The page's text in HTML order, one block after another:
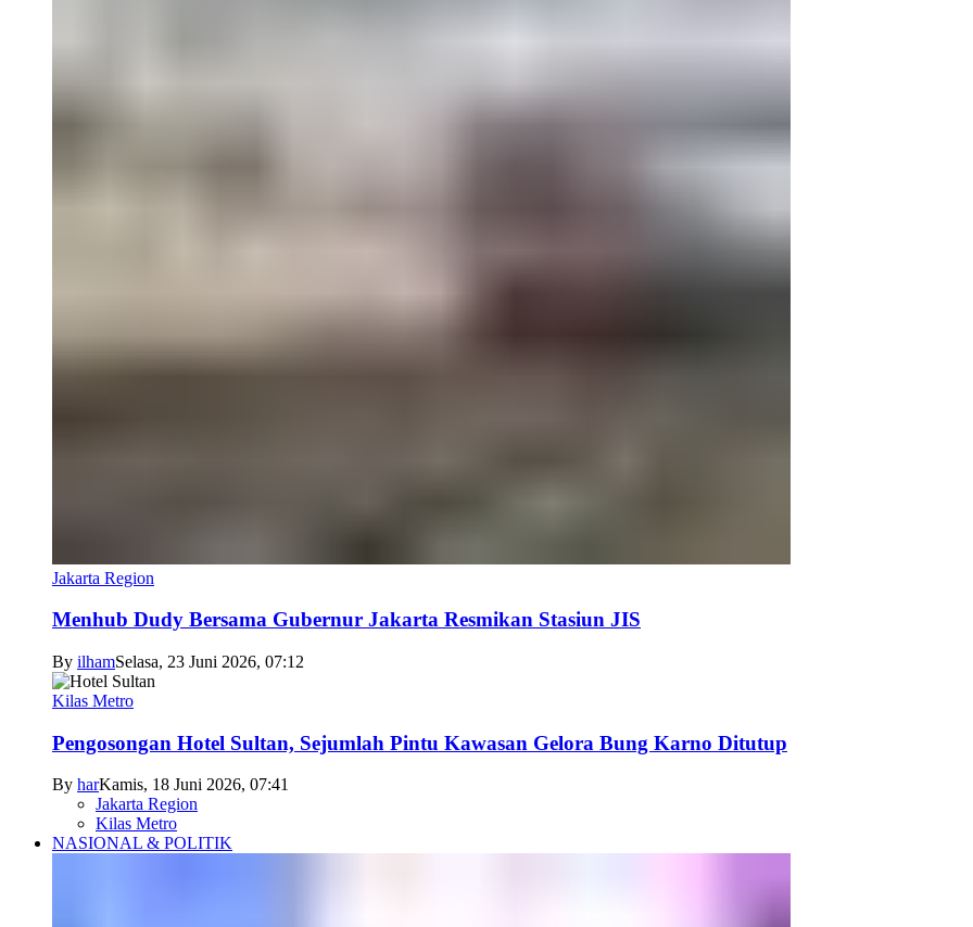
Jakarta Region
Menhub Dudy Bersama Gubernur Jakarta Resmikan Stasiun JIS
By ilhamSelasa, 23 Juni 2026, 07:12
Kilas Metro
Pengosongan Hotel Sultan, Sejumlah Pintu Kawasan Gelora Bung Karno Ditutup
By harKamis, 18 Juni 2026, 07:41
Jakarta Region
Kilas Metro
NASIONAL & POLITIK